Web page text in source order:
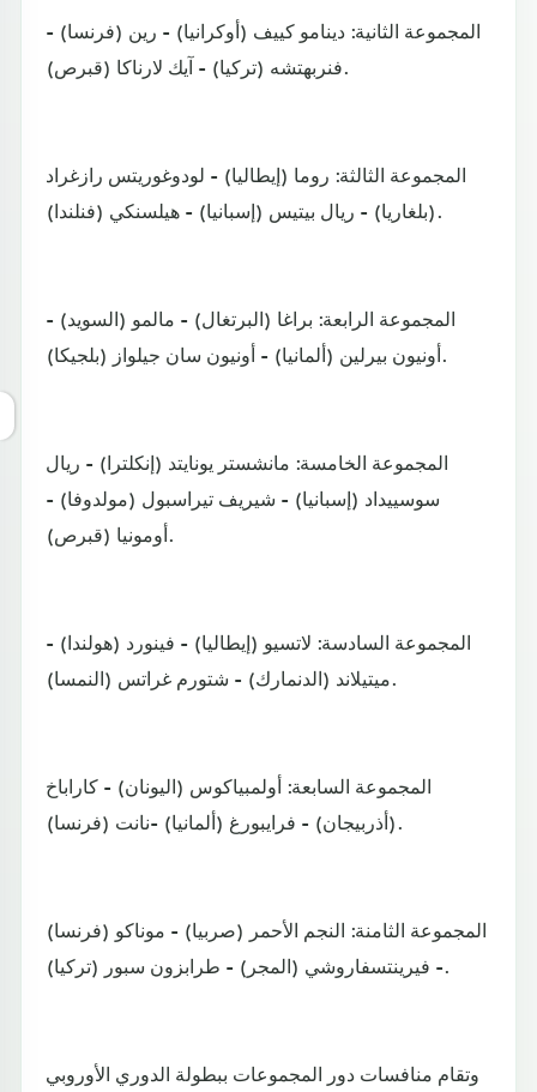
المجموعة الثانية: دينامو كييف (أوكرانيا) - رين (فرنسا) -
فنربهتشه (تركيا) - آيك لارناكا (قبرص).
المجموعة الثالثة: روما (إيطاليا) - لودوغوريتس رازغراد
(بلغاريا) - ريال بيتيس (إسبانيا) - هيلسنكي (فنلندا).
المجموعة الرابعة: براغا (البرتغال) - مالمو (السويد) -
أونيون بيرلين (ألمانيا) - أونيون سان جيلواز (بلجيكا).
المجموعة الخامسة: مانشستر يونايتد (إنكلترا) - ريال
سوسييداد (إسبانيا) - شيريف تيراسبول (مولدوفا) -
أومونيا (قبرص).
المجموعة السادسة: لاتسيو (إيطاليا) - فينورد (هولندا) -
ميتيلاند (الدنمارك) - شتورم غراتس (النمسا).
المجموعة السابعة: أولمبياكوس (اليونان) - كاراباخ
(أذربيجان) - فرايبورغ (ألمانيا) -نانت (فرنسا).
المجموعة الثامنة: النجم الأحمر (صربيا) - موناكو (فرنسا)
- فيرينتسفاروشي (المجر) - طرابزون سبور (تركيا).
وتقام منافسات دور المجموعات ببطولة الدوري الأوروبي